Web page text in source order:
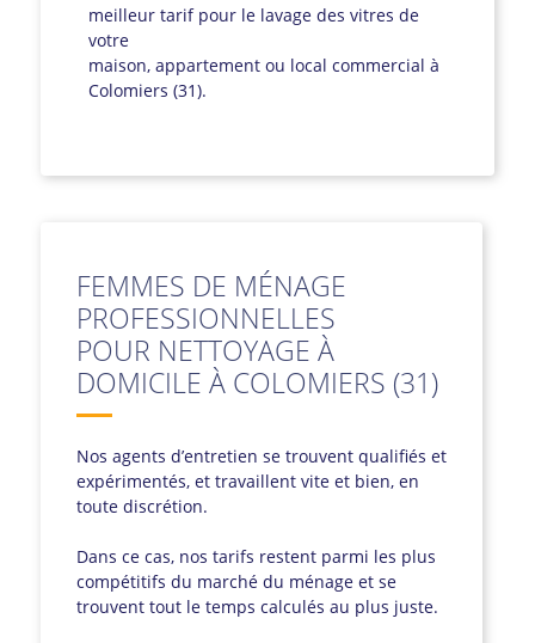
meilleur tarif pour le lavage des vitres de
votre
maison, appartement ou local commercial à
Colomiers (31).
FEMMES DE MÉNAGE
PROFESSIONNELLES
POUR NETTOYAGE À
DOMICILE À COLOMIERS (31)
Nos agents d’entretien se trouvent qualifiés et
expérimentés, et travaillent vite et bien, en
toute discrétion.
Dans ce cas, nos tarifs restent parmi les plus
compétitifs du marché du ménage et se
trouvent tout le temps calculés au plus juste.